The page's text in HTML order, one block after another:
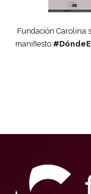
Fundación Carolina
manifiesto